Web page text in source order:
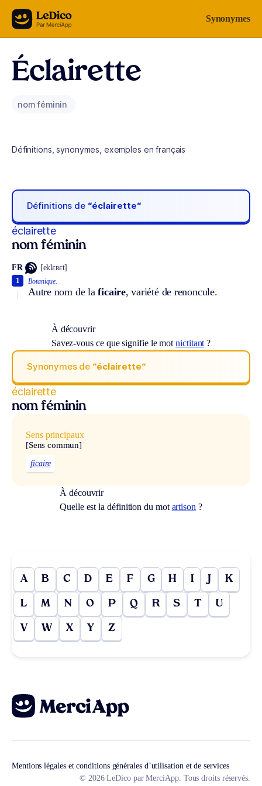
Aller au contenu Synonymes
Éclairette
nom féminin
Définitions, synonymes, exemples en français
Définitions de “éclairette“
éclairette
nom féminin
FR [eklɛʀɛt]
Botanique.
Autre nom de laficaire, variété de renoncule.
1
À découvrir
Savez-vous ce que signifie le motnictitant ?
Synonymes de “éclairette“
éclairette
nom féminin
Sens principaux
[Sens commun]
ficaire
À découvrir
Quelle est la définition du mot artison ?
A B C D E F G H I J K
L M N O P Q R S T U
V W X Y Z
Mentions légales et conditions générales d’utilisation et de services
© 2026 LeDico par MerciApp. Tous droits réservés.